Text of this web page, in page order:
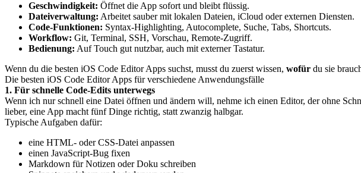
Geschwindigkeit: Öffnet die App sofort und bleibt flüssig.
Dateiverwaltung: Arbeitet sauber mit lokalen Dateien, iCloud oder externen Diensten.
Code-Funktionen: Syntax-Highlighting, Autocomplete, Suche, Tabs, Shortcuts.
Workflow: Git, Terminal, SSH, Vorschau, Remote-Zugriff.
Bedienung: Auf Touch gut nutzbar, auch mit externer Tastatur.
Wenn du die besten iOS Code Editor Apps suchst, musst du zuerst wissen, wofür du sie
Die besten iOS Code Editor Apps für verschiedene Anwendungsfälle
1. Für schnelle Code-Edits unterwegs
Wenn ich nur schnell eine Datei öffnen und ändern will, nehme ich einen Editor, der ohne
lieber, eine App macht fünf Dinge richtig, statt zwanzig halbgar.
Typische Aufgaben dafür:
eine HTML- oder CSS-Datei anpassen
einen JavaScript-Bug fixen
Markdown für Notizen oder Doku schreiben